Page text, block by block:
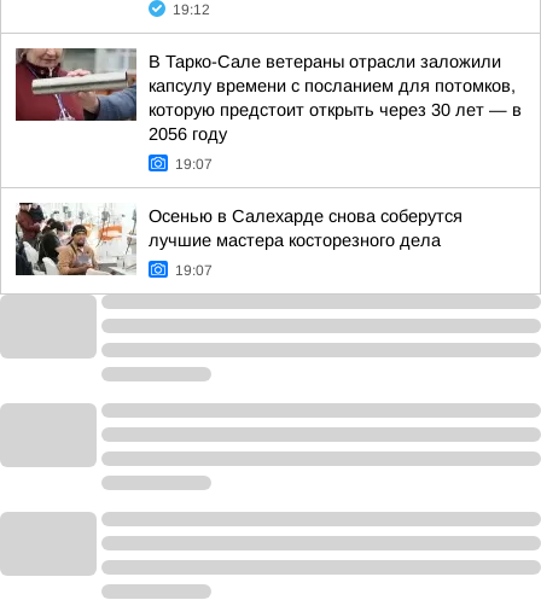
19:12
В Тарко-Сале ветераны отрасли заложили
капсулу времени с посланием для потомков,
которую предстоит открыть через 30 лет — в
2056 году
19:07
Осенью в Салехарде снова соберутся
лучшие мастера косторезного дела
19:07